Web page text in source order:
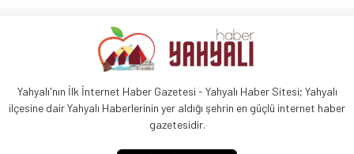
Yahyalı'nın İlk İnternet Haber Gazetesi - Yahyalı Haber Sitesi; Yahyalı
ilçesine dair Yahyalı Haberlerinin yer aldığı şehrin en güçlü internet haber
gazetesidir.